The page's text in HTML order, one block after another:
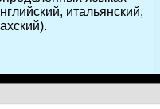
итальянский,